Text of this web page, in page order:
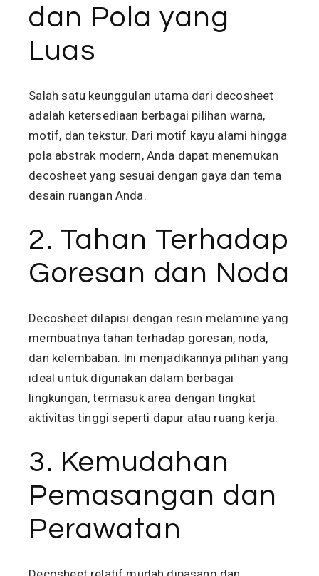
dan Pola yang
Luas
Salah satu keunggulan utama dari decosheet
adalah ketersediaan berbagai pilihan warna,
motif, dan tekstur. Dari motif kayu alami hingga
pola abstrak modern, Anda dapat menemukan
decosheet yang sesuai dengan gaya dan tema
desain ruangan Anda.
2. Tahan Terhadap
Goresan dan Noda
Decosheet dilapisi dengan resin melamine yang
membuatnya tahan terhadap goresan, noda,
dan kelembaban. Ini menjadikannya pilihan yang
ideal untuk digunakan dalam berbagai
lingkungan, termasuk area dengan tingkat
aktivitas tinggi seperti dapur atau ruang kerja.
3. Kemudahan
Pemasangan dan
Perawatan